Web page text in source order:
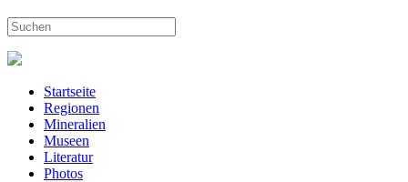
Startseite
Regionen
Mineralien
Museen
Literatur
Photos